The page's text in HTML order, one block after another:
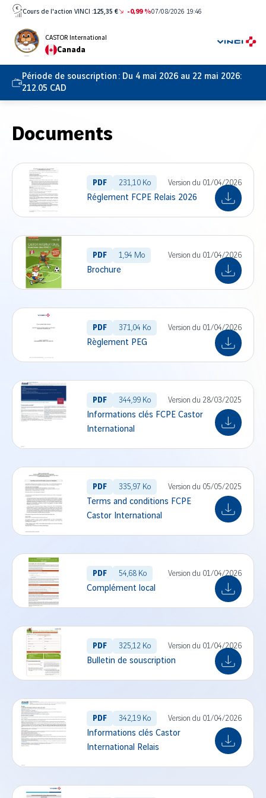
Aller
contenu
CASTOR International
Canada
Période de souscription : Du 4 mai 2026 au 22 mai 2026:
212.05 CAD
Cours de l'action VINCI :125,35 € -0,99 %07/08/2026 19:46
Documents
PDF 231,10 Ko Version du 01/04/2026
Réglement FCPE Relais 2026
PDF 1,94 Mo Version du 01/04/2026
Brochure
PDF 371,04 Ko Version du 01/04/2026
Règlement PEG
PDF 344,99 Ko Version du 28/03/2025
Informations clés FCPE Castor
International
PDF 335,97 Ko Version du 05/05/2025
Terms and conditions FCPE
Castor International
PDF 54,68 Ko Version du 01/04/2026
Complément local
PDF 325,12 Ko Version du 01/04/2026
Bulletin de souscription
PDF 342,19 Ko Version du 01/04/2026
Informations clés Castor
International Relais